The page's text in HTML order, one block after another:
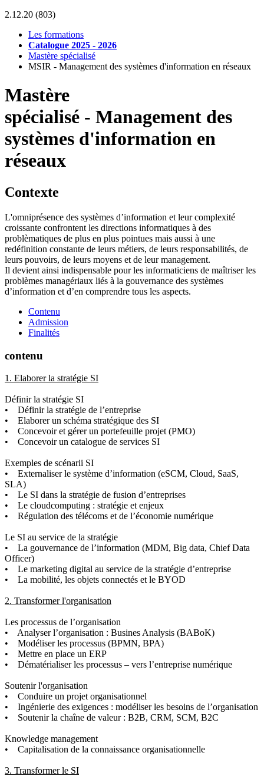
2.12.20 (803)
Les formations
Catalogue 2025 - 2026
Mastère spécialisé
MSIR - Management des systèmes d'information en réseaux
Mastère
spécialisé - Management des
systèmes d'information en
réseaux
Contexte
L'omniprésence des systèmes d’information et leur complexité
croissante confrontent les directions informatiques à des
problèmatiques de plus en plus pointues mais aussi à une
redéfinition constante de leurs métiers, de leurs responsabilités, de
leurs pouvoirs, de leurs moyens et de leur management.
Il devient ainsi indispensable pour les informaticiens de maîtriser les
problèmes managériaux liés à la gouvernance des systèmes
d’information et d’en comprendre tous les aspects.
Contenu
Admission
Finalités
contenu
1. Elaborer la stratégie SI
Définir la stratégie SI
• Définir la stratégie de l’entreprise
• Elaborer un schéma stratégique des SI
• Concevoir et gérer un portefeuille projet (PMO)
• Concevoir un catalogue de services SI
Exemples de scénarii SI
• Externaliser le système d’information (eSCM, Cloud, SaaS,
SLA)
• Le SI dans la stratégie de fusion d’entreprises
• Le cloudcomputing : stratégie et enjeux
• Régulation des télécoms et de l’économie numérique
Le SI au service de la stratégie
• La gouvernance de l’information (MDM, Big data, Chief Data
Officer)
• Le marketing digital au service de la stratégie d’entreprise
• La mobilité, les objets connectés et le BYOD
2. Transformer l'organisation
Les processus de l’organisation
• Analyser l’organisation : Busines Analysis (BABoK)
• Modéliser les processus (BPMN, BPA)
• Mettre en place un ERP
• Dématérialiser les processus – vers l’entreprise numérique
Soutenir l'organisation
• Conduire un projet organisationnel
• Ingénierie des exigences : modéliser les besoins de l’organisation
• Soutenir la chaîne de valeur : B2B, CRM, SCM, B2C
Knowledge management
• Capitalisation de la connaissance organisationnelle
3. Transformer le SI